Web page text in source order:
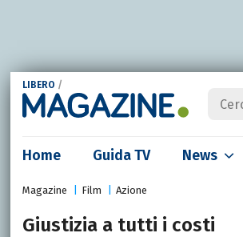
LIBERO /
Home Guida TV News
Magazine Film Azione
Giustizia a tutti i costi